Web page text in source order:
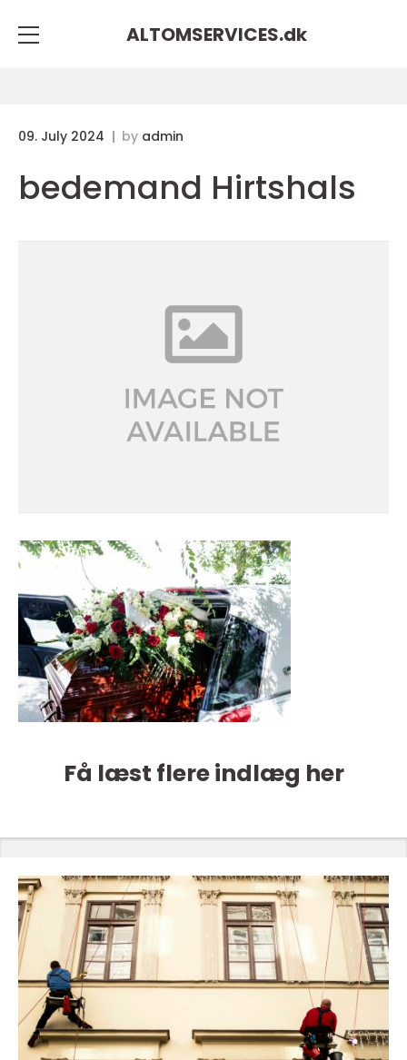
ALTOMSERVICES.dk
09. July 2024 by admin
bedemand Hirtshals
Få læst flere indlæg her